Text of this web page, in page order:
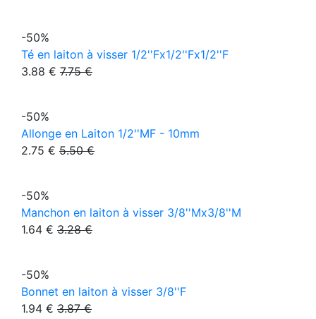
-50%
Té en laiton à visser 1/2''Fx1/2''Fx1/2''F
3.88 € 7.75 €
-50%
Allonge en Laiton 1/2''MF - 10mm
2.75 € 5.50 €
-50%
Manchon en laiton à visser 3/8''Mx3/8''M
1.64 € 3.28 €
-50%
Bonnet en laiton à visser 3/8''F
1.94 € 3.87 €